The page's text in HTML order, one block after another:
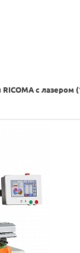
с лазером